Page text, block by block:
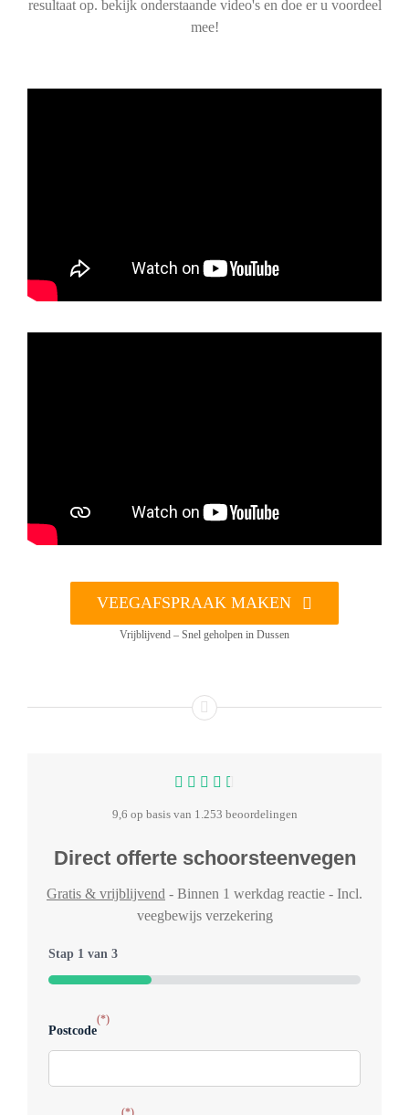
resultaat op. bekijk onderstaande video's en doe er u voordeel
mee!
VEEGAFSPRAAK MAKEN
Vrijblijvend – Snel geholpen in Dussen
9,6 op basis van 1.253 beoordelingen
Direct offerte schoorsteenvegen
Gratis & vrijblijvend - Binnen 1 werkdag reactie - Incl.
veegbewijs verzekering
Stap 1 van 3
33%
Postcode
(*)
(*)